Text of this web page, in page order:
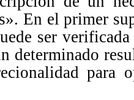
En el primer
ser
determinado
para